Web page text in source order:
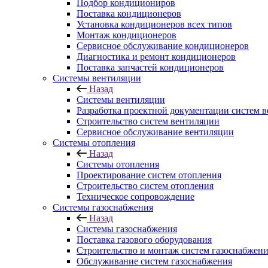
Подбор кондициониров
Поставка кондиционеров
Установка кондиционеров всех типов
Монтаж кондиционеров
Сервисное обслуживание кондиционеров
Диагностика и ремонт кондиционеров
Поставка запчастей кондиционеров
Системы вентиляции
Назад
Системы вентиляции
Разработка проектной документации систем
Строительство систем вентиляции
Сервисное обслуживание вентиляции
Системы отопления
Назад
Системы отопления
Проектирование систем отопления
Строительство систем отопления
Техническое сопровождение
Системы газоснабжения
Назад
Системы газоснабжения
Поставка газового оборудования
Строительство и монтаж систем
Обслуживание систем газоснабжения